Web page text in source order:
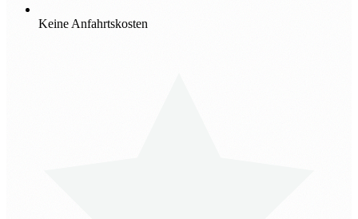
Keine Anfahrtskosten